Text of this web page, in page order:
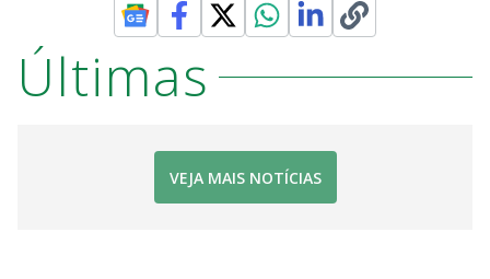
Últimas
VEJA MAIS NOTÍCIAS